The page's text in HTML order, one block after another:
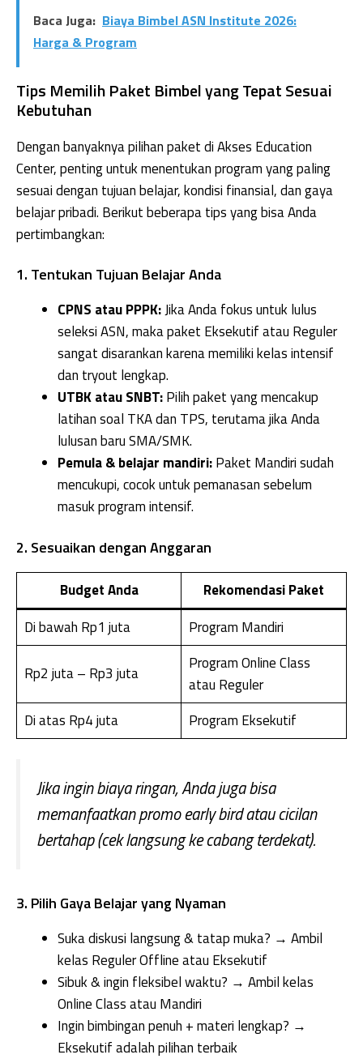
Baca Juga: Biaya Bimbel ASN Institute 2026:
Harga & Program
Tips Memilih Paket Bimbel yang Tepat Sesuai
Kebutuhan
Dengan banyaknya pilihan paket di Akses Education
Center, penting untuk menentukan program yang paling
sesuai dengan tujuan belajar, kondisi finansial, dan gaya
belajar pribadi. Berikut beberapa tips yang bisa Anda
pertimbangkan:
1. Tentukan Tujuan Belajar Anda
CPNS atau PPPK:Jika Anda fokus untuk lulus
seleksi ASN, maka paket Eksekutif atau Reguler
sangat disarankan karena memiliki kelas intensif
dan tryout lengkap.
UTBK atau SNBT:Pilih paket yang mencakup
latihan soal TKA dan TPS, terutama jika Anda
lulusan baru SMA/SMK.
Pemula & belajar mandiri:Paket Mandiri sudah
mencukupi, cocok untuk pemanasan sebelum
masuk program intensif.
2. Sesuaikan dengan Anggaran
Budget Anda
Rekomendasi Paket
Di bawah Rp1 juta
Program Mandiri
Rp2 juta – Rp3 juta
Program Online Class
atau Reguler
Di atas Rp4 juta
Program Eksekutif
Jika ingin biaya ringan, Anda juga bisa
memanfaatkan promo early bird atau cicilan
bertahap (cek langsung ke cabang terdekat).
3. Pilih Gaya Belajar yang Nyaman
Suka diskusi langsung & tatap muka? → Ambil
kelas Reguler Offline atau Eksekutif
Sibuk & ingin fleksibel waktu? → Ambil kelas
Online Class atau Mandiri
Ingin bimbingan penuh + materi lengkap? →
Eksekutif adalah pilihan terbaik